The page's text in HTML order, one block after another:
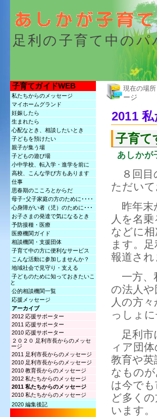
足利の子育て中の
子育てガイドWEB
私たちからのメッセージ
マイホームグランド
妊娠したら
生まれたら
心配なとき、相談したいとき
子どもを預けたい
親子が集う場
子どもの遊び場
小中学校、転入学・進学を前に
高校、こんな学び方もあります
仕事
思春期のこころとからだ
母子･父子家庭の方のために････
心身障がい者（児）のために･･･
お子さまの発達で気になるとき
予防接種・医療
医療機関ガイド
相談機関・支援団体
子育て中の方に便利なサービス
こんな活動に参加しませんか？
地域社会で見守り・支える
子どものために知っておきたいこ
と
公的相談機関一覧
応援メッセージ
アーカイブ
2012 応援サポーター
2011 応援サポーター
2010 応援サポーター
２０２０ 足利市長からのメッセ
ージ
2011 足利市長からのメッセージ
2010 足利市長からのメッセージ
2010 教育長からのメッセージ
2012 私たちからのメッセージ
2011 私たちからのメッセージ
2010 私たちからのメッセージ
2020 編集後記
現在の場所
ージ
2011
子育て
あしか
８回目
ただい
昨年末
人を名
などに
ます。
報道され
一方、
の法人
人の方
っしょ
足利市
ィア団
教育や英
なもの
は今で
ど多く
います。